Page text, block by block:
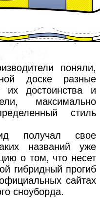
поняли,
доске разные
их достоинства и
максимально
стиль
получал свое
названий уже
о том, что несет
гибридный прогиб
сайтах
сноуборда.